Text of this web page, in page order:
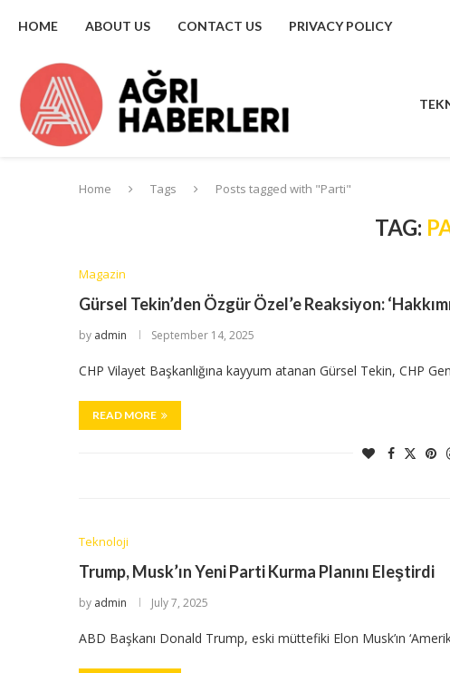
HOME ABOUT US CONTACT US PRIVACY POLICY
Home Tags Posts tagged with "Parti"
TAG:
Magazin
Gürsel Tekin’den Özgür Özel’e Reaksiyon:
by admin September 14, 2025
CHP Vilayet Başkanlığına kayyum atanan Gürsel Tekin, CHP
READ MORE
Teknoloji
Trump, Musk’ın Yeni Parti Kurma Planını Eleştirdi
by admin July 7, 2025
ABD Başkanı Donald Trump, eski müttefiki Elon Musk’ın